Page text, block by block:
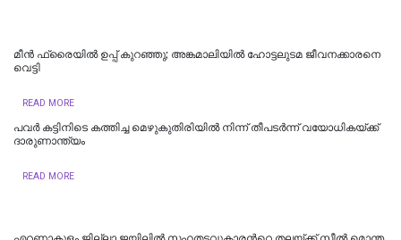
മീന്‍ ഫ്രൈയില്‍ ഉപ്പ് കുറഞ്ഞു; അങ്കമാലിയില്‍ ഹോട്ടലുടമ ജീവനക്കാരനെ
വെട്ടി
READ MORE
പവർ കട്ടിനിടെ കത്തിച്ച മെഴുകുതിരിയിൽ നിന്ന് തീപടർന്ന് വയോധികയ്ക്ക്
ദാരുണാന്ത്യം
READ MORE